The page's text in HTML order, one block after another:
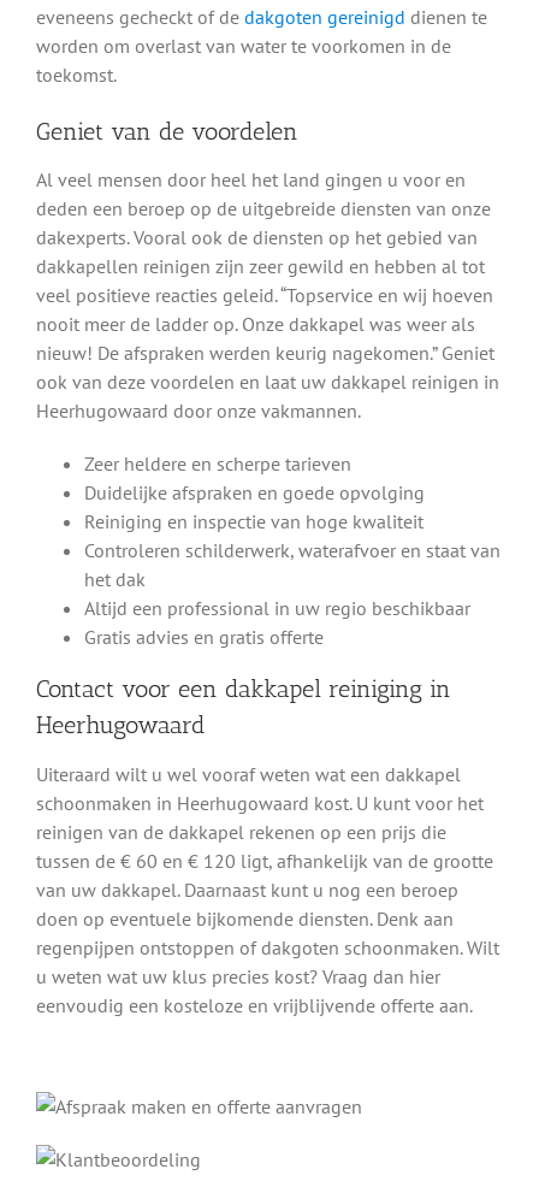
eveneens gecheckt of de dakgoten gereinigd dienen te
worden om overlast van water te voorkomen in de
toekomst.
Geniet van de voordelen
Al veel mensen door heel het land gingen u voor en
deden een beroep op de uitgebreide diensten van onze
dakexperts. Vooral ook de diensten op het gebied van
dakkapellen reinigen zijn zeer gewild en hebben al tot
veel positieve reacties geleid. “Topservice en wij hoeven
nooit meer de ladder op. Onze dakkapel was weer als
nieuw! De afspraken werden keurig nagekomen.” Geniet
ook van deze voordelen en laat uw dakkapel reinigen in
Heerhugowaard door onze vakmannen.
Zeer heldere en scherpe tarieven
Duidelijke afspraken en goede opvolging
Reiniging en inspectie van hoge kwaliteit
Controleren schilderwerk, waterafvoer en staat van
het dak
Altijd een professional in uw regio beschikbaar
Gratis advies en gratis offerte
Contact voor een dakkapel reiniging in
Heerhugowaard
Uiteraard wilt u wel vooraf weten wat een dakkapel
schoonmaken in Heerhugowaard kost. U kunt voor het
reinigen van de dakkapel rekenen op een prijs die
tussen de € 60 en € 120 ligt, afhankelijk van de grootte
van uw dakkapel. Daarnaast kunt u nog een beroep
doen op eventuele bijkomende diensten. Denk aan
regenpijpen ontstoppen of dakgoten schoonmaken. Wilt
u weten wat uw klus precies kost? Vraag dan hier
eenvoudig een kosteloze en vrijblijvende offerte aan.